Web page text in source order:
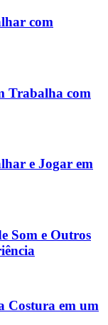
com
Trabalha com
e Jogar em
Som e Outros
Costura em um